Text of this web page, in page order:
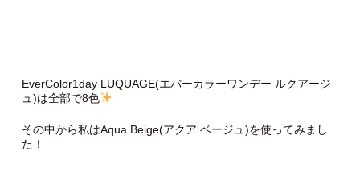
EverColor1day LUQUAGE(エバーカラーワンデー ルクアージ
ュ)は全部で8色
その中から私はAqua Beige(アクア ベージュ)を使ってみまし
た！